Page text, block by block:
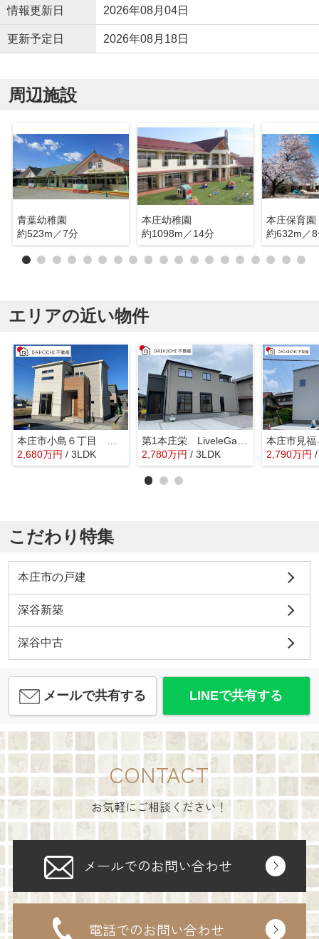
情報更新日 2026年08月04日
更新予定日 2026年08月18日
周辺施設
青葉幼稚園
約523m／7分
本庄幼稚園
約1098m／14分
本庄保育園
約632m／
エリアの近い物件
本庄市小島６丁目 新築戸建 22号棟
2,680万円 / 3LDK
第1本庄栄 LiveleGarden.s 新築戸建 全1棟 1号棟
2,780万円 / 3LDK 2,790万円
こだわり特集
本庄市の戸建
深谷新築
深谷中古
メールで共有する LINEで共有する
CONTACT
お気軽にご相談ください！
メールでのお問い合わせ
電話でのお問い合わせ